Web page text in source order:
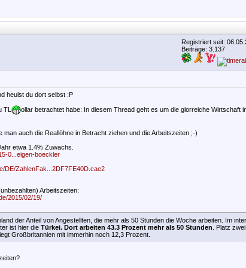
Registriert seit:
Beiträge: 3.137
heulst du dort selbst :P
TL ollar betrachtet habe: In diesem Thread geht es um die glorreiche Wirtschaft
man auch die Reallöhne in Betracht ziehen und die Arbeitszeiten ;-)
etwa 1.4% Zuwachs.
0...eigen-boeckler
DE/ZahlenFak...2DF7FE40D.cae2
Arbeitszeiten:
2015/02/19/
der Anteil von Angestellten, die mehr als 50 Stunden die Woche arbeiten. Im
ist hier die Türkei. Dort arbeiten 43.3 Prozent mehr als 50 Stunden . Platz
Großbritannien mit immerhin noch 12,3 Prozent.